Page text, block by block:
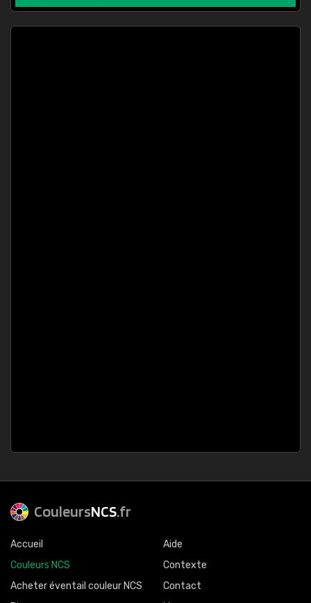
CouleursNCS.fr
Accueil
Couleurs NCS
Acheter éventail couleur NCS
Aide
Contexte
Contact